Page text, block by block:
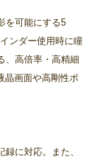
を可能にする5
ンダー使用時に瞳
、高倍率・高精細
晶画面や高剛性ボ
に対応。また、